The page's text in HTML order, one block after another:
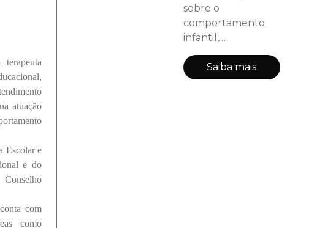
atuação
Escolar e
e do
com
como
sobre o
comportamento
infantil,
especialmente nos
momentos em que
ele parece fugir ao
Saiba mais